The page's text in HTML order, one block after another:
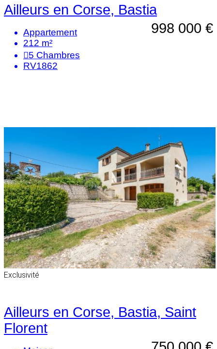
Ailleurs en Corse, Bastia
998 000 €
Appartement
212 m²
5 Chambres
RV1862
Exclusivité
Ailleurs en Corse, Bastia, Saint
Florent